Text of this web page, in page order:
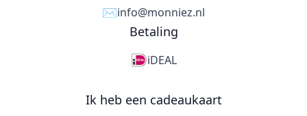
✉️info@monniez.nl
Betaling
iDEAL
Ik heb een cadeaukaart